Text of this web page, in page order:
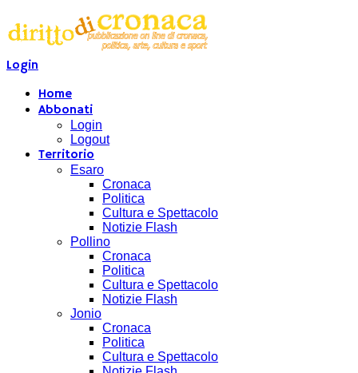
Login
Home
Abbonati
Login
Logout
Territorio
Esaro
Cronaca
Politica
Cultura e Spettacolo
Notizie Flash
Pollino
Cronaca
Politica
Cultura e Spettacolo
Notizie Flash
Jonio
Cronaca
Politica
Cultura e Spettacolo